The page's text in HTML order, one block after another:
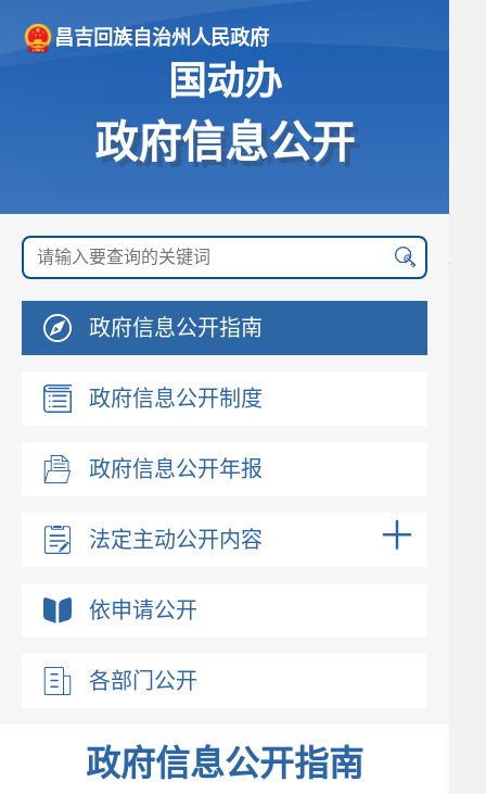
昌吉回族自治州人民政府
国动办
政府信息公开
政府信息公开指南
政府信息公开制度
政府信息公开年报
法定主动公开内容
依申请公开
各部门公开
政府信息公开指南